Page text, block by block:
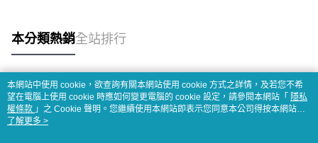
本分類熱銷全站排行
熱門標籤
本網站中使用 cookie，欲查詢有關本網站使用 cookie 方式之詳情，及若您不希
望在電腦上使用 cookie 時應如何變更電腦的 cookie 設定，請參閱本網站「 隱私
權條款 」之 Cookie 聲明。您繼續使用本網站即表示您同意本公司得按本網站使
用條款之 Cookie 聲明使用 cookie。
了解更多 >